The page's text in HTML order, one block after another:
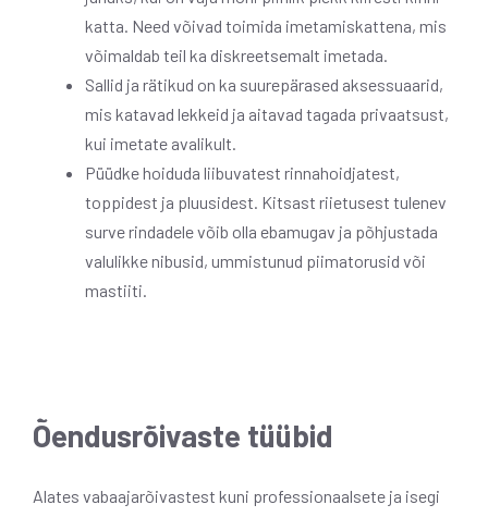
katta. Need võivad toimida imetamiskattena, mis
võimaldab teil ka diskreetsemalt imetada.
Sallid ja rätikud on ka suurepärased aksessuaarid,
mis katavad lekkeid ja aitavad tagada privaatsust,
kui imetate avalikult.
Püüdke hoiduda liibuvatest rinnahoidjatest,
toppidest ja pluusidest. Kitsast riietusest tulenev
surve rindadele võib olla ebamugav ja põhjustada
valulikke nibusid, ummistunud piimatorusid või
mastiiti.
Õendusrõivaste tüübid
Alates vabaajarõivastest kuni professionaalsete ja isegi